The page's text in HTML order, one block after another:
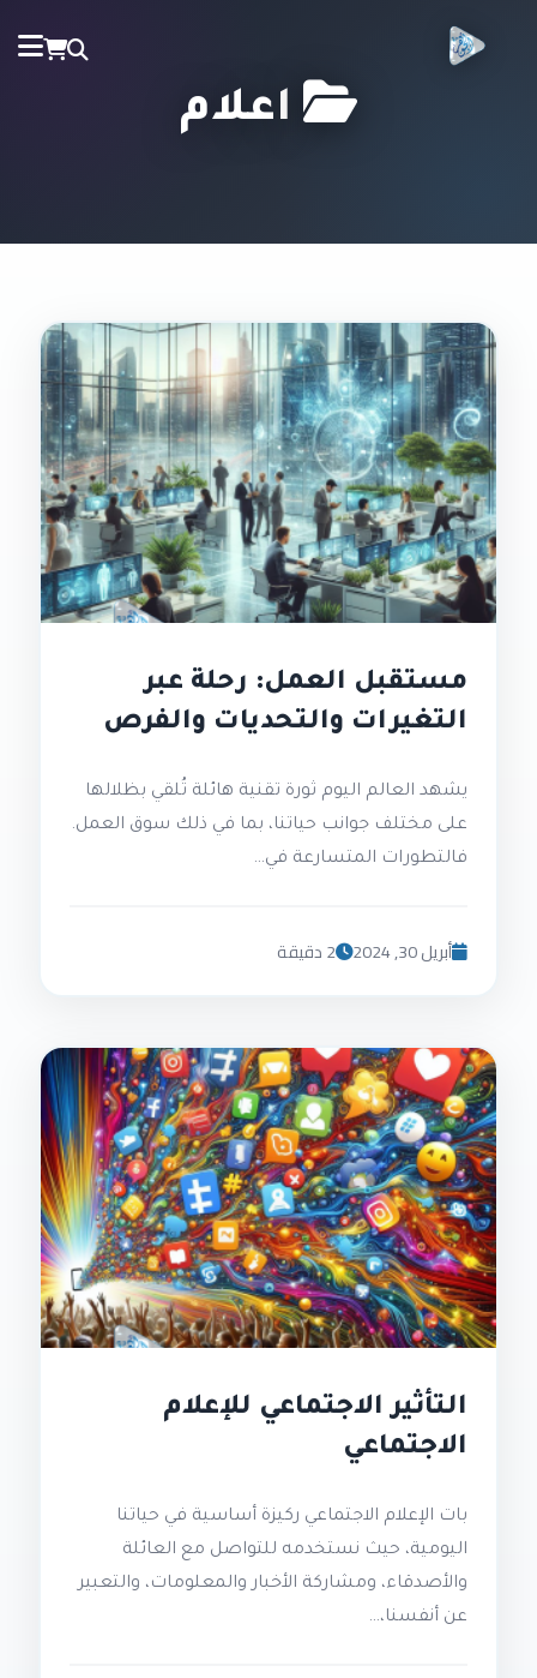
اعلام
مستقبل العمل: رحلة عبر
التغيرات والتحديات والفرص
يشهد العالم اليوم ثورة تقنية هائلة تُلقي بظلالها
على مختلف جوانب حياتنا، بما في ذلك سوق العمل.
فالتطورات المتسارعة في…
أبريل 30, 2024 2 دقيقة
التأثير الاجتماعي للإعلام
الاجتماعي
بات الإعلام الاجتماعي ركيزة أساسية في حياتنا
اليومية، حيث نستخدمه للتواصل مع العائلة
والأصدقاء، ومشاركة الأخبار والمعلومات، والتعبير
عن أنفسنا،…